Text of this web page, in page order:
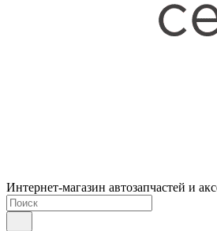
Интернет-магазин автозапчастей и